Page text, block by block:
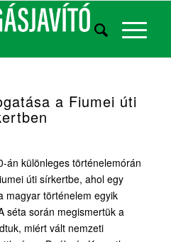
a Fiumei úti
án különleges történelemórán
úti sírkertbe, ahol egy
magyar történelem egyik
séta során megismertük a
miért vált nemzeti